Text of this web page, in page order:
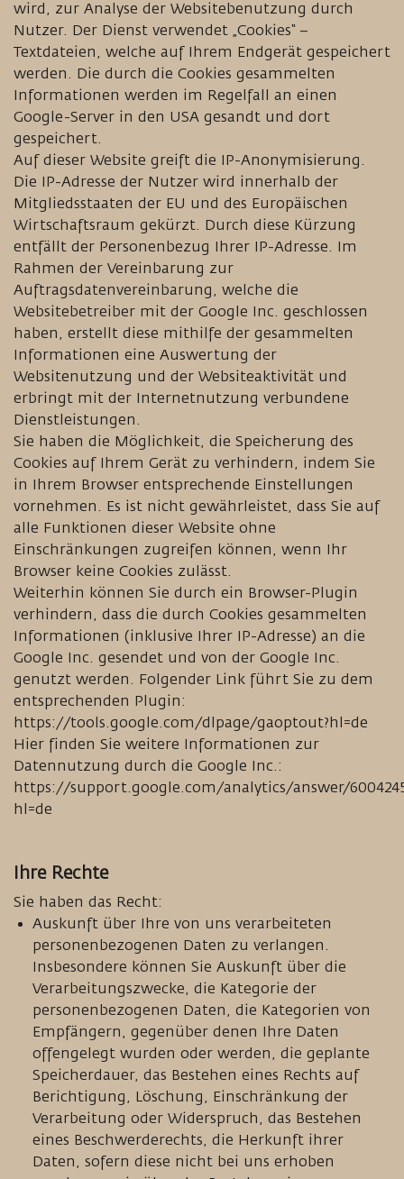
wird, zur Analyse der Websitebenutzung durch
Nutzer. Der Dienst verwendet „Cookies“ –
Textdateien, welche auf Ihrem Endgerät gespeichert
werden. Die durch die Cookies gesammelten
Informationen werden im Regelfall an einen
Google-Server in den USA gesandt und dort
gespeichert.
Auf dieser Website greift die IP-Anonymisierung.
Die IP-Adresse der Nutzer wird innerhalb der
Mitgliedsstaaten der EU und des Europäischen
Wirtschaftsraum gekürzt. Durch diese Kürzung
entfällt der Personenbezug Ihrer IP-Adresse. Im
Rahmen der Vereinbarung zur
Auftragsdatenvereinbarung, welche die
Websitebetreiber mit der Google Inc. geschlossen
haben, erstellt diese mithilfe der gesammelten
Informationen eine Auswertung der
Websitenutzung und der Websiteaktivität und
erbringt mit der Internetnutzung verbundene
Dienstleistungen.
Sie haben die Möglichkeit, die Speicherung des
Cookies auf Ihrem Gerät zu verhindern, indem Sie
in Ihrem Browser entsprechende Einstellungen
vornehmen. Es ist nicht gewährleistet, dass Sie auf
alle Funktionen dieser Website ohne
Einschränkungen zugreifen können, wenn Ihr
Browser keine Cookies zulässt.
Weiterhin können Sie durch ein Browser-Plugin
verhindern, dass die durch Cookies gesammelten
Informationen (inklusive Ihrer IP-Adresse) an die
Google Inc. gesendet und von der Google Inc.
genutzt werden. Folgender Link führt Sie zu dem
entsprechenden Plugin:
https://tools.google.com/dlpage/gaoptout?hl=de
Hier finden Sie weitere Informationen zur
Datennutzung durch die Google Inc.:
https://support.google.com/analytics/answer/
hl=de
Ihre Rechte
Sie haben das Recht:
Auskunft über Ihre von uns verarbeiteten
personenbezogenen Daten zu verlangen.
Insbesondere können Sie Auskunft über die
Verarbeitungszwecke, die Kategorie der
personenbezogenen Daten, die Kategorien von
Empfängern, gegenüber denen Ihre Daten
offengelegt wurden oder werden, die geplante
Speicherdauer, das Bestehen eines Rechts auf
Berichtigung, Löschung, Einschränkung der
Verarbeitung oder Widerspruch, das Bestehen
eines Beschwerderechts, die Herkunft ihrer
Daten, sofern diese nicht bei uns erhoben